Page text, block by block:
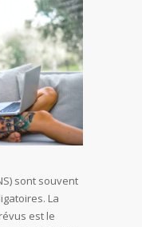
sont souvent
La
est le